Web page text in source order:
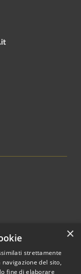
×
strettamente
del sito,
fine di elaborare